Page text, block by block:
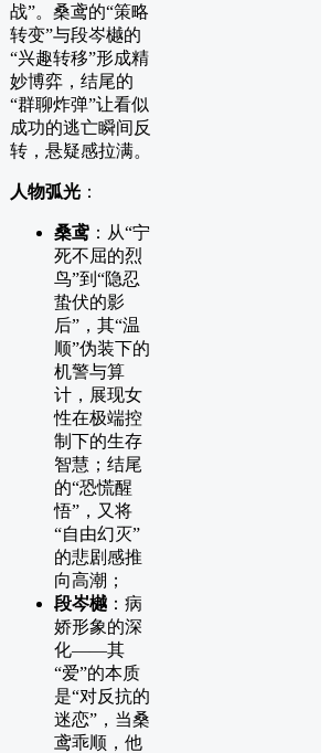
战”。桑鸢的“策略
转变”与段岑樾的
“兴趣转移”形成精
妙博弈，结尾的
“群聊炸弹”让看似
成功的逃亡瞬间反
转，悬疑感拉满。
人物弧光 ：
桑鸢 ：从“宁
死不屈的烈
鸟”到“隐忍
蛰伏的影
后”，其“温
顺”伪装下的
机警与算
计，展现女
性在极端控
制下的生存
智慧；结尾
的“恐慌醒
悟”，又将
“自由幻灭”
的悲剧感推
向高潮；
段岑樾 ：病
娇形象的深
化——其
“爱”的本质
是“对反抗的
迷恋”，当桑
鸢乖顺，他